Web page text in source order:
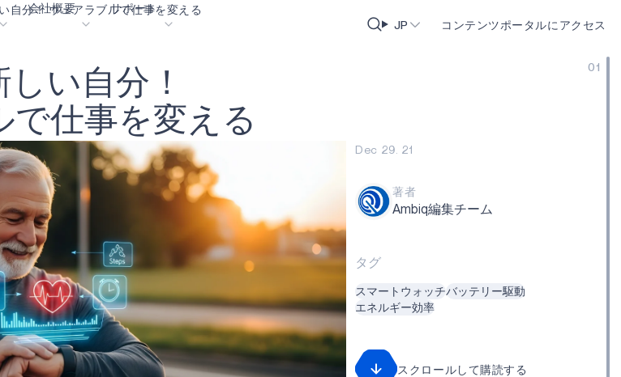
会社概要
ブログ
採用情報
お問合せ
イベント
投資家向け情報
ニュース
サクセスストーリー
なぜ Ambiq なのか
エッジAIとは？
サポート
コンテンツ・ポータル
用語集
オンラインサポート
パートナー
購入先
よくあるご質問
JP コンテンツポータルにアクセス
01
自分！ ウェアラブルで仕事を変える
し い 自 分 ！
で仕事を変 え る
Dec 29. 21
著者
Ambiq編集チーム
タグ
スマートウォッチバッテリー駆動
エネルギー効率
スクロールして購読する
OK